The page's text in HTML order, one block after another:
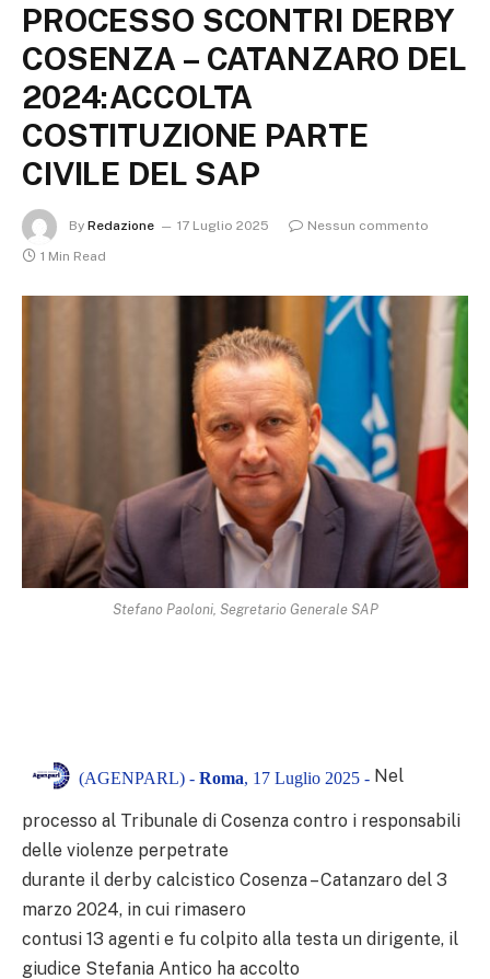
PROCESSO SCONTRI DERBY
COSENZA – CATANZARO DEL
2024:ACCOLTA
COSTITUZIONE PARTE
CIVILE DEL SAP
By Redazione 17 Luglio 2025
Nessun commento
1 Min Read
Stefano Paoloni, Segretario Generale SAP
(AGENPARL) - Roma, 17 Luglio 2025 - Nel
processo al Tribunale di Cosenza contro i responsabili
delle violenze perpetrate
durante il derby calcistico Cosenza – Catanzaro del 3
marzo 2024, in cui rimasero
contusi 13 agenti e fu colpito alla testa un dirigente, il
giudice Stefania Antico ha accolto